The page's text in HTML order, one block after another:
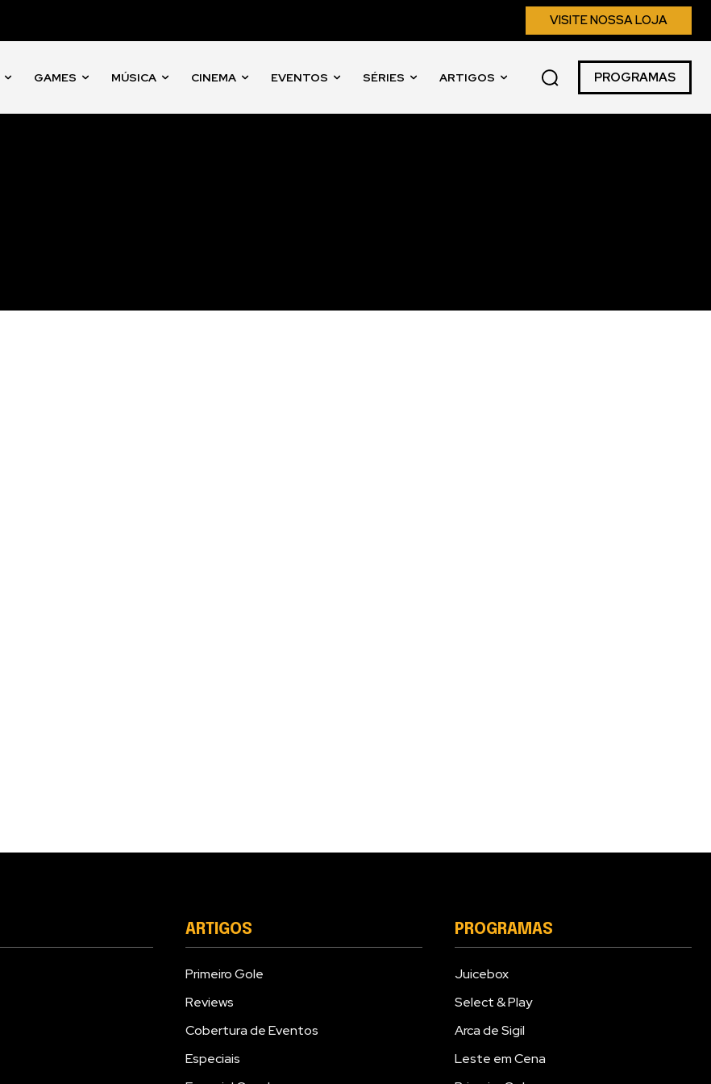
VISITE NOSSA LOJA
GAMES MÚSICA CINEMA EVENTOS SÉRIES ARTIGOS PROGRAMAS
ARTIGOS
Primeiro Gole
Reviews
Cobertura de Eventos
Especiais
PROGRAMAS
Juicebox
Select & Play
Arca de Sigil
Leste em Cena